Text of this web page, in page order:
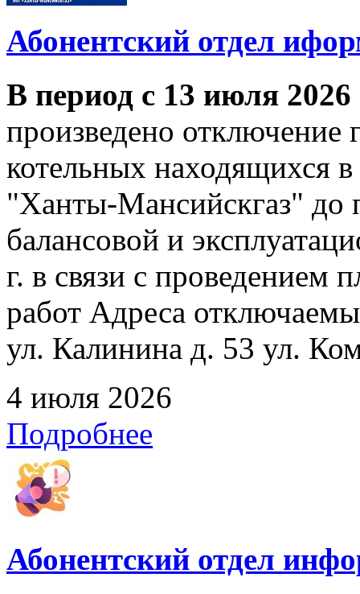
Абонентский отдел
В период с 13 июля
произведено отключение
котельных находящихся
"Ханты-Мансийскгаз" до
балансовой и
г. в связи с проведением
работ Адреса
ул. Калинина д. 53 ул.
4 июля 2026
Подробнее
Абонентский отдел